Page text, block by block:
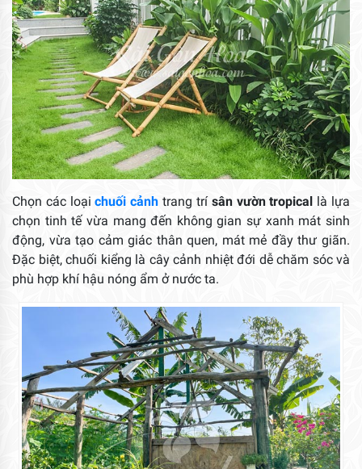
Chọn các loạichuối cảnh trang trísân vườn tropical
là lựa
chọn tinh tế vừa mang đến không gian sự xanh mát sinh
động, vừa tạo cảm giác thân quen, mát mẻ đầy thư giãn.
Đặc biệt, chuối kiểng là cây cảnh nhiệt đới dễ chăm sóc và
phù hợp khí hậu nóng ẩm ở nước ta.